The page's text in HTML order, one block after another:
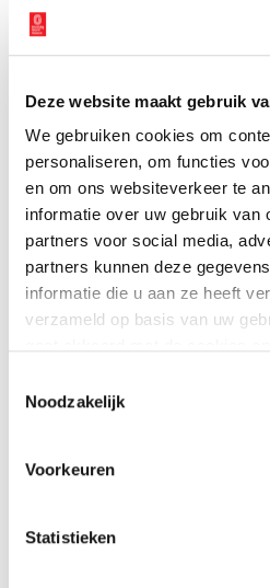
Deze website maakt gebruik
We gebruiken cookies om
personaliseren, om functies
en om ons websiteverkeer te
informatie over uw gebruik van
partners voor social media,
partners kunnen deze
informatie die u aan ze heeft
verzameld op basis van uw
Noodzakelijk
Voorkeuren
Statistieken
Aanvullingen
Vul deze informatie aan of geef
Naam*
E-mail*
Vink dit aan als u op de